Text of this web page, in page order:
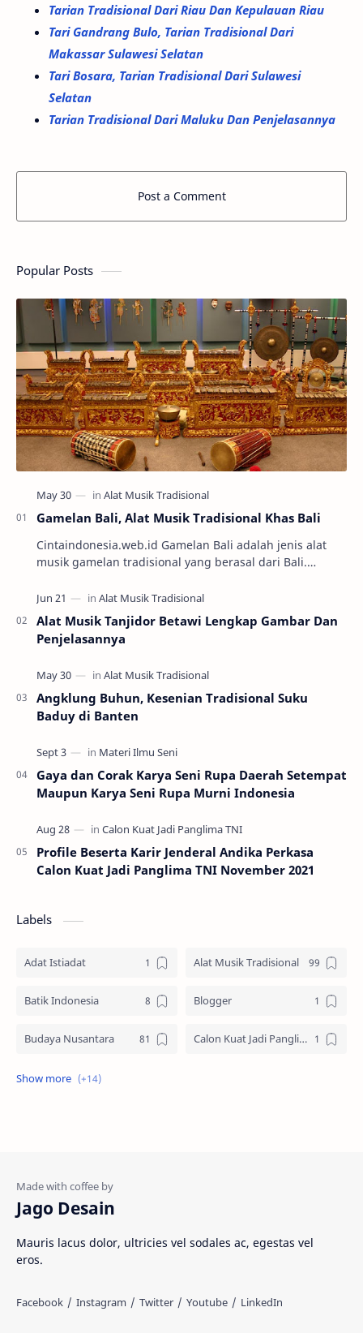
Tarian Tradisional Dari Riau Dan Kepulauan Riau
Tari Gandrang Bulo, Tarian Tradisional Dari
Makassar Sulawesi Selatan
Tari Bosara, Tarian Tradisional Dari Sulawesi
Selatan
Tarian Tradisional Dari Maluku Dan Penjelasannya
Post a Comment
Popular Posts
Gamelan Bali, Alat Musik Tradisional Khas Bali
Cintaindonesia.web.id Gamelan Bali adalah jenis alat
musik gamelan tradisional yang berasal dari Bali.
Alat Musik Tanjidor Betawi Lengkap Gambar Dan
Penjelasannya
Angklung Buhun, Kesenian Tradisional Suku
Baduy di Banten
Gaya dan Corak Karya Seni Rupa Daerah Setempat
Maupun Karya Seni Rupa Murni Indonesia
Profile Beserta Karir Jenderal Andika Perkasa
Calon Kuat Jadi Panglima TNI November 2021
Labels
Adat Istiadat Alat Musik Tradisional
Batik Indonesia Blogger
Budaya Nusantara Calon Kuat Jadi Panglima TNI
Jasa website
Rumah Adat
Tarian Tradisional
Web freelancer Wisata Indonesia
Jago Desain
Mauris lacus dolor, ultricies vel sodales ac, egestas vel
eros.